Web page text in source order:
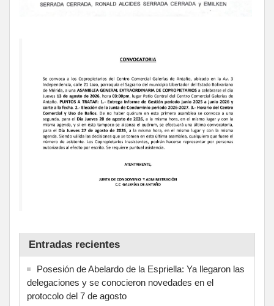
Entradas recientes
Posesión de Abelardo de la Espriella: Ya llegaron las
delegaciones y se conocieron novedades en el
protocolo del 7 de agosto